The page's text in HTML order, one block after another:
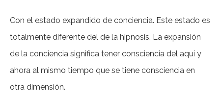
Con el estado expandido de conciencia. Este estado es
totalmente diferente del de la hipnosis. La expansión
de la conciencia significa tener consciencia del aquí y
ahora al mismo tiempo que se tiene consciencia en
otra dimensión.